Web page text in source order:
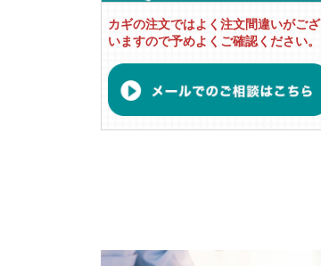
カギの注文ではよく注文間違いがござ
いますので予めよくご確認ください。